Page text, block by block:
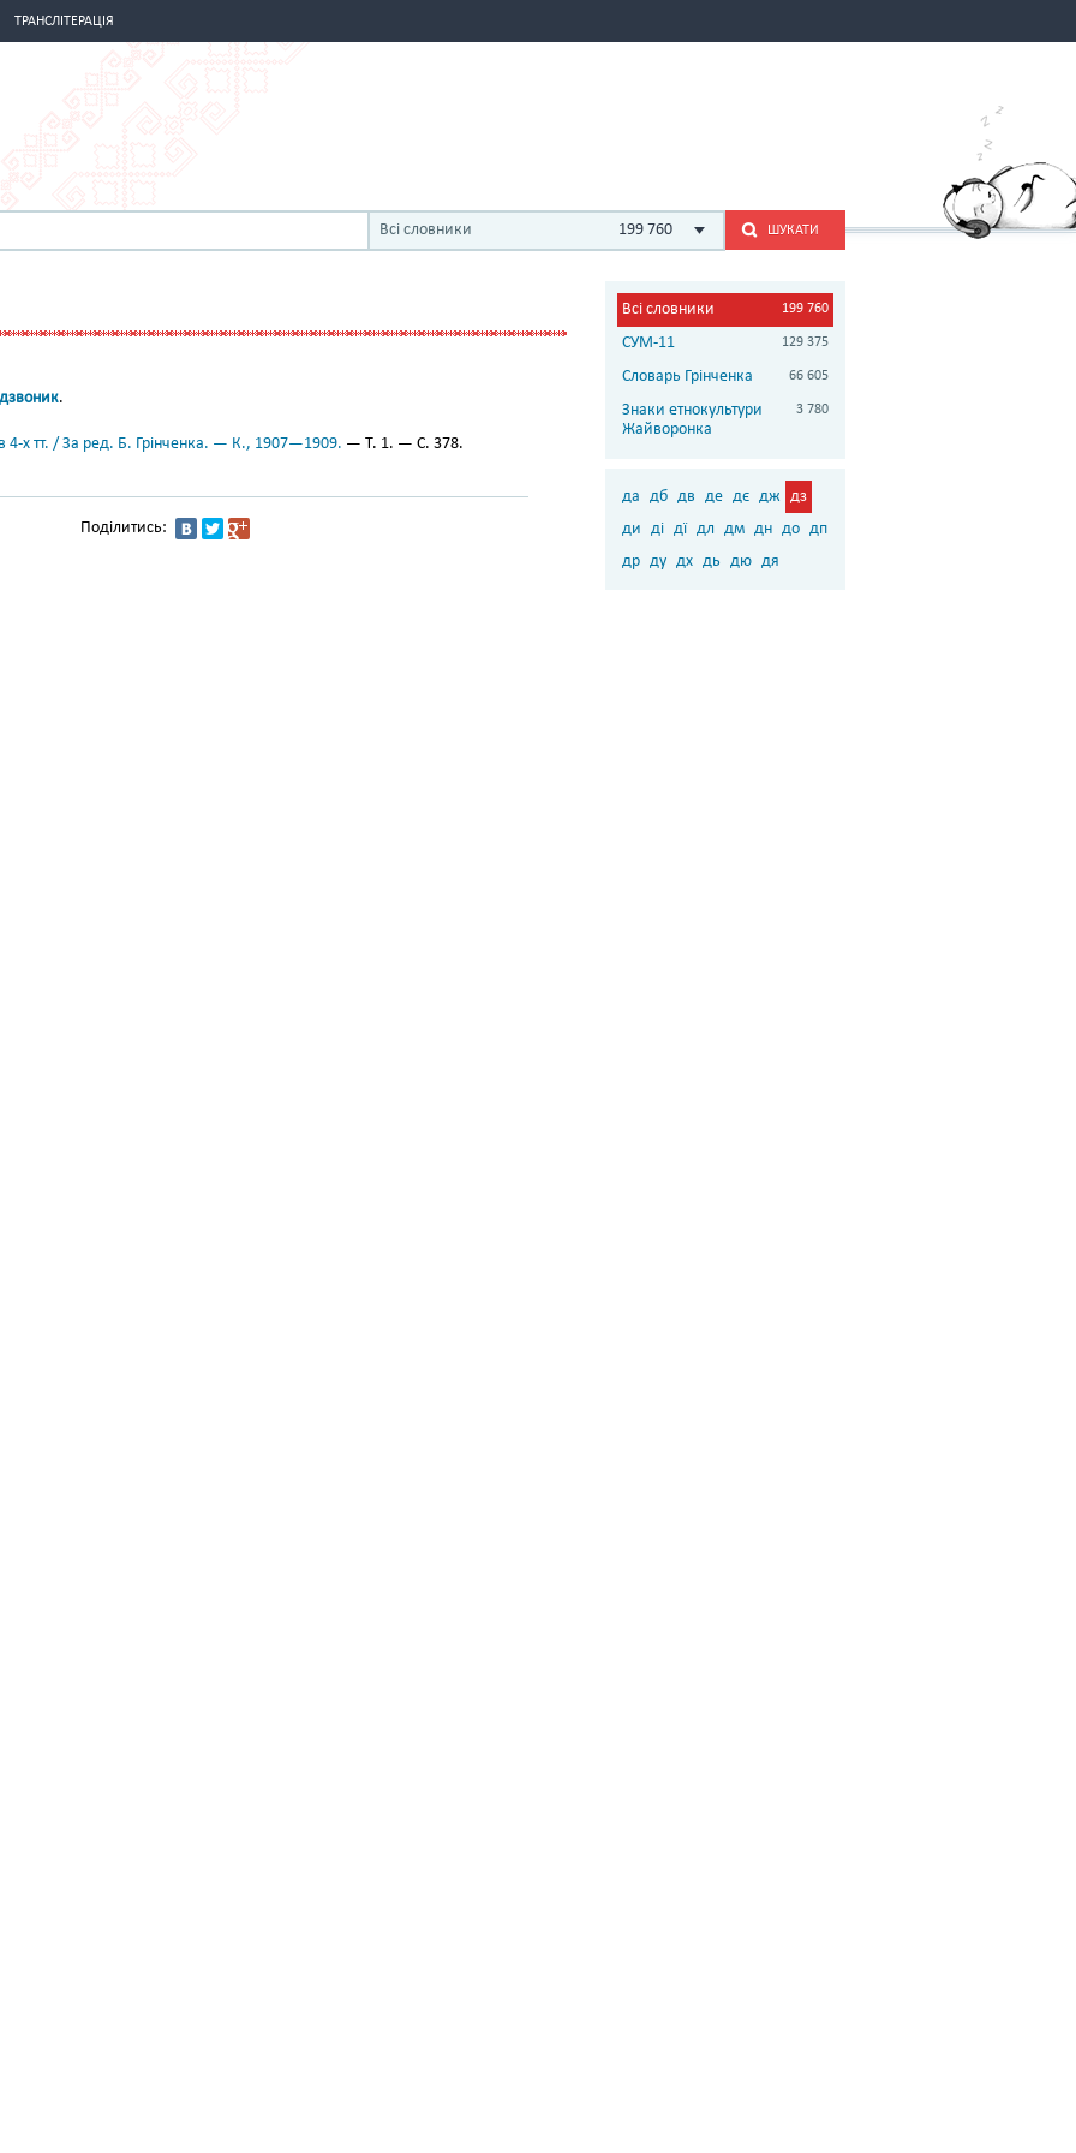
ТРАНСЛІТЕРАЦІЯ
Всі словники 199 760 ШУКАТИ
дзвоник.
4-х тт. / За ред. Б. Грінченка. — К., 1907—1909. — Т. 1. — С. 378.
Поділитись:
Всі словники 199 760
СУМ-11 129 375
Словарь Грінченка 66 605
Знаки етнокультури
Жайворонка
3 780
да дб дв де дє дж дз
ди ді дї дл дм дн до дп
др ду дх дь дю дя